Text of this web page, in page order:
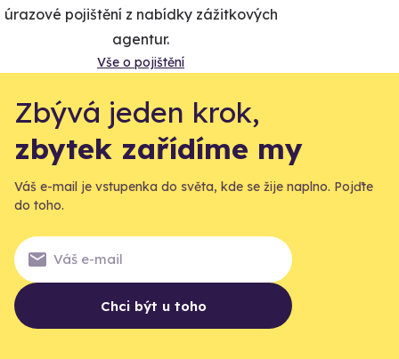
úrazové pojištění z nabídky zážitkových
agentur.
Vše o pojištění
Zbývá jeden krok,
zbytek zařídíme my
Váš e-mail je vstupenka do světa, kde se žije naplno. Pojďte
do toho.
Chci být u toho